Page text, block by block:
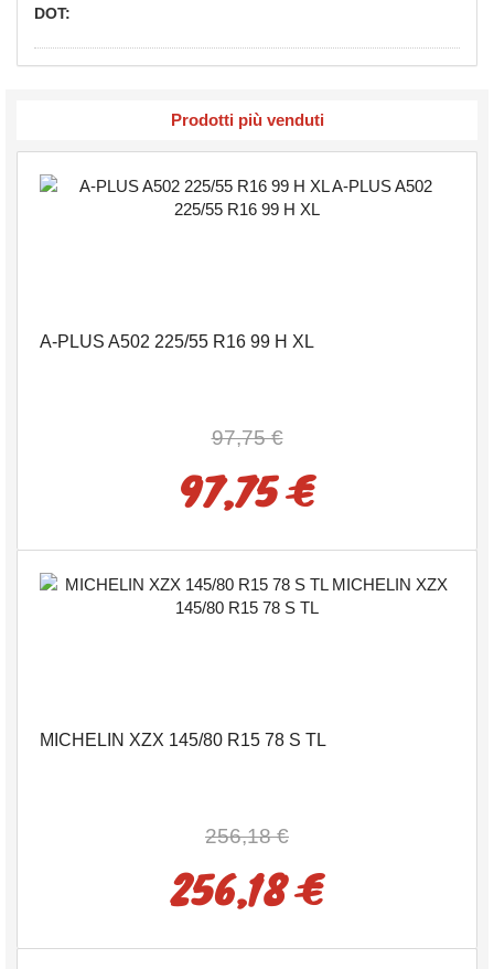
DOT:
Prodotti più venduti
A-PLUS A502 225/55 R16 99 H XL
97,75 €
97,75 €
MICHELIN XZX 145/80 R15 78 S TL
256,18 €
256,18 €